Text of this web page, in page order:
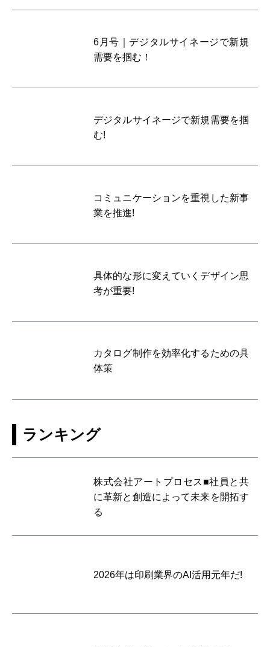
6月号｜デジタルサイネージで新規
需要を掴む！
デジタルサイネージで新規需要を掴
む!
コミュニケーションを重視した新事
業を推進!
具体的な形に変えていくデザイン思
考が重要!
カタログ制作を効率化するための具
体策
ランキング
株式会社アートプロセス■社員と共
に革新と創造によって未来を開拓す
る
2026年は印刷業界のAI活用元年だ!